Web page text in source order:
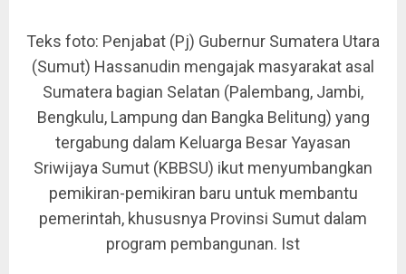
Teks foto: Penjabat (Pj) Gubernur Sumatera Utara
(Sumut) Hassanudin mengajak masyarakat asal
Sumatera bagian Selatan (Palembang, Jambi,
Bengkulu, Lampung dan Bangka Belitung) yang
tergabung dalam Keluarga Besar Yayasan
Sriwijaya Sumut (KBBSU) ikut menyumbangkan
pemikiran-pemikiran baru untuk membantu
pemerintah, khususnya Provinsi Sumut dalam
program pembangunan. Ist